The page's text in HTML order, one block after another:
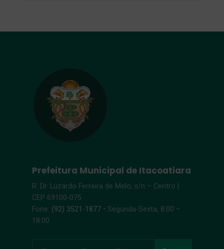
Prefeitura Municipal de Itacoatiara
R. Dr. Luzardo Ferreira de Melo, s/n – Centro |
CEP 69100-075
Fone: (92) 3521-1877 • Segunda-Sexta, 8:00 –
18:00